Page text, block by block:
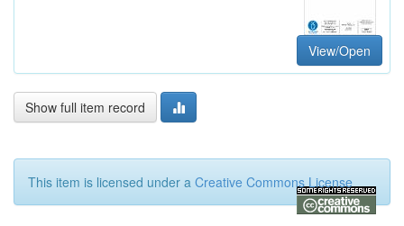
View/Open
Show full item record
This item is licensed under a Creative Commons License